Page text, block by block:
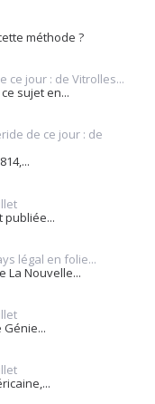
méthode ?
ce jour : de Vitrolles...
sujet en...
de ce jour : de
publiée...
légal en folie...
La Nouvelle...